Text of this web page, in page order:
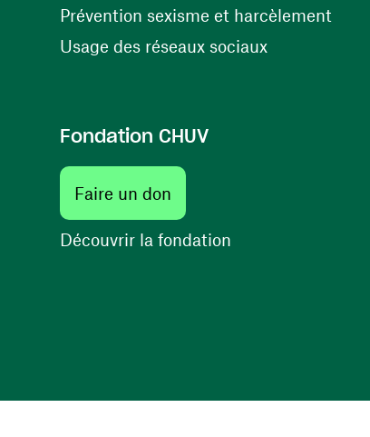
fenêtre)
Prévention sexisme et harcèlement
Usage des réseaux sociaux(ouvre une
Fondation CHUV
Faire un don(ouvre une nouvelle
Découvrir la fondation(ouvre une